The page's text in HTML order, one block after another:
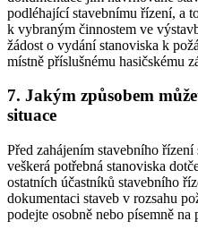
podléhající stavebnímu řízení, a
k vybraným činnostem ve
žádost o vydání stanoviska k
místně příslušnému hasičskému
7. Jakým způsobem
situace
Před zahájením stavebního
veškerá potřebná stanoviska
ostatních účastníků stavebního
dokumentaci staveb v rozsahu
podejte osobně nebo písemně na